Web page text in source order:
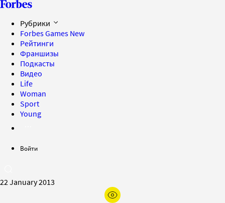
Рубрики
Forbes Games New
Рейтинги
Франшизы
Подкасты
Видео
Life
Woman
Sport
Young
Войти
22 January 2013